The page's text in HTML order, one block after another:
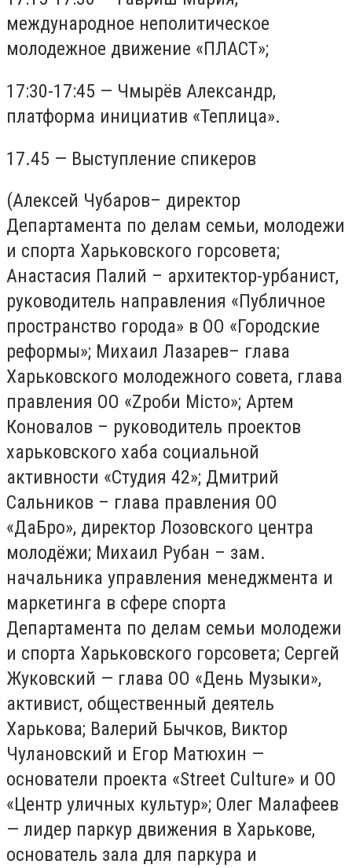
международное неполитическое
молодежное движение «ПЛАСТ»;
17:30-17:45 — Чмырёв Александр,
платформа инициатив «Теплица».
17.45 — Выступление спикеров
(Алексей Чубаров– директор
Департамента по делам семьи, молодежи
и спорта Харьковского горсовета;
Анастасия Палий – архитектор-урбанист,
руководитель направления «Публичное
пространство города» в ОО «Городские
реформы»; Михаил Лазарев– глава
Харьковского молодежного совета, глава
правления ОО «Zроби Місто»; Артем
Коновалов – руководитель проектов
харьковского хаба социальной
активности «Студия 42»; Дмитрий
Сальников – глава правления ОО
«ДаБро», директор Лозовского центра
молодёжи; Михаил Рубан – зам.
начальника управления менеджмента и
маркетинга в сфере спорта
Департамента по делам семьи молодежи
и спорта Харьковского горсовета; Сергей
Жуковский — глава ОО «День Музыки»,
активист, общественный деятель
Харькова; Валерий Бычков, Виктор
Чулановский и Егор Матюхин —
основатели проекта «Street Culture» и ОО
«Центр уличных культур»; Олег Малафеев
— лидер паркур движения в Харькове,
основатель зала для паркура и